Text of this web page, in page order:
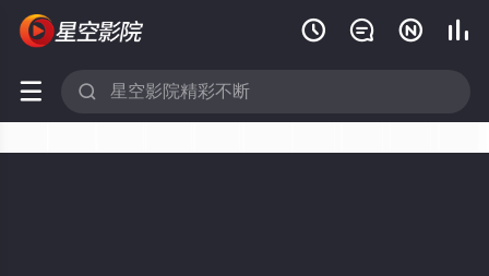
   
 